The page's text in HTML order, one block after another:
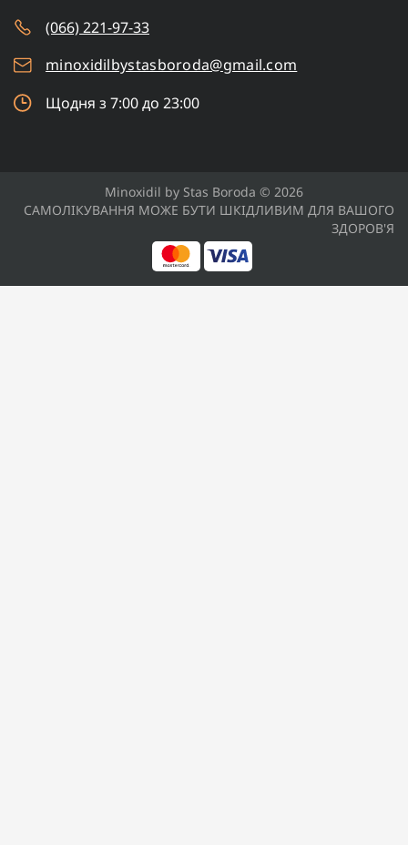
(066) 221-97-33
minoxidilbystasboroda@gmail.com
Щодня з 7:00 до 23:00
Minoxidil by Stas Boroda © 2026
САМОЛІКУВАННЯ МОЖЕ БУТИ ШКІДЛИВИМ ДЛЯ ВАШОГО
ЗДОРОВ'Я